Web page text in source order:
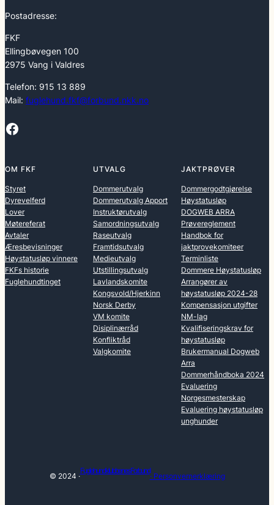
Postadresse:
FKF
Ellingbøvegen 100
2975 Vang i Valdres
Telefon: 915 13 889
Mail: fuglehund.fkf@forbund.nkk.no
Facebook
OM FKF
Styret
Dyrevelferd
Lover
Møtereferat
Avtaler
Æresbevisninger
Høystatusløp vinnere
FKFs historie
Fuglehundtinget
UTVALG
Dommerutvalg
Dommerutvalg Apport
Instruktørutvalg
Samordningsutvalg
Raseutvalg
Framtidsutvalg
Medieutvalg
Utstillingsutvalg
Lavlandskomite
Kongsvold/Hjerkinn
Norsk Derby
VM komite
Disiplinærråd
Konfliktråd
Valgkomite
JAKTPRØVER
Dommergodtgjørelse
Høystatusløp
DOGWEB ARRA
Prøvereglement
Handbok for
jaktprovekomiteer
Terminliste
Dommere Høystatusløp
Arrangører av
høystatusløp 2024-28
Kompensasjon utgifter
NM-lag
Kvalifiseringskrav for
høystatusløp
Brukermanual Dogweb
Arra
Dommerhåndboka 2024
Evaluering
Norgesmesterskap
Evaluering høystatusløp
unghunder
© 2024 ·
Fuglehundklubbenes Forbund
· Personvernerklæring